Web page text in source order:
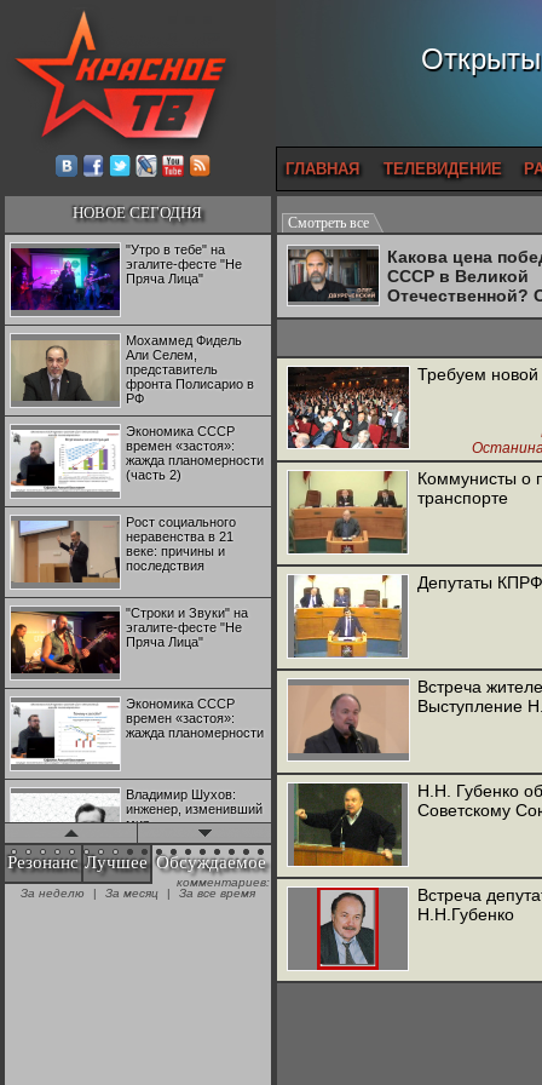
ГЛАВНАЯ ТЕЛЕВИДЕНИЕ
НОВОЕ СЕГОДНЯ
"Утро в тебе" на
эгалите-фесте "Не
Пряча Лица"
Мохаммед Фидель
Али Селем,
представитель
фронта Полисарио в
РФ
Экономика СССР
времен «застоя»:
жажда планомерности
(часть 2)
Рост социального
неравенства в 21
веке: причины и
последствия
"Строки и Звуки" на
эгалите-фесте "Не
Пряча Лица"
Экономика СССР
времен «застоя»:
жажда планомерности
Владимир Шухов:
инженер, изменивший
мир
"Аркадий Коц" на
эгалите-фесте "Не
Резонанс Лучшее Обсуждаемое
комментариев:
За неделю
| За месяц | За все время
Смотреть все
Какова цена
СССР в Великой
Отечественной?
Двуреченский о
Требуем новой
Коммунисты о
транспорте
Депутаты
Встреча
Выступление
Н.Н. Губенко
Советскому
Встреча
Н.Н.Губенко